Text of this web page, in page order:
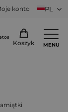
konto PL
Koszyk MENU